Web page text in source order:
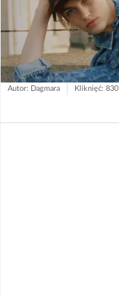
Autor: Dagmara Kliknięć: 830